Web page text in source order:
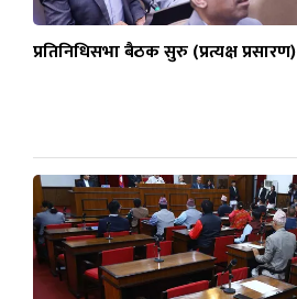
प्रतिनिधिसभा बैठक सुरु (प्रत्यक्ष प्रसारण)